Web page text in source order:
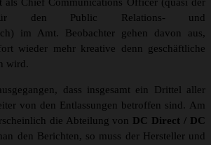
als Chief Communications Officer (quasi der
für den Public Relations- und
im Amt. Beobachter gehen davon aus,
wieder mehr kreative denn geschäftliche
wird.
dass insgesamt ein Drittel aller
von den Entlassungen betroffen sind. Am
die Abteilung von DC Direct / DC
den Berichten, so muss der Hersteller und